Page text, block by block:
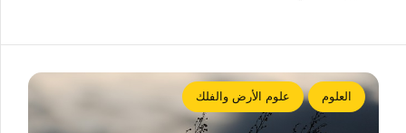
العلوم علوم الأرض والفلك